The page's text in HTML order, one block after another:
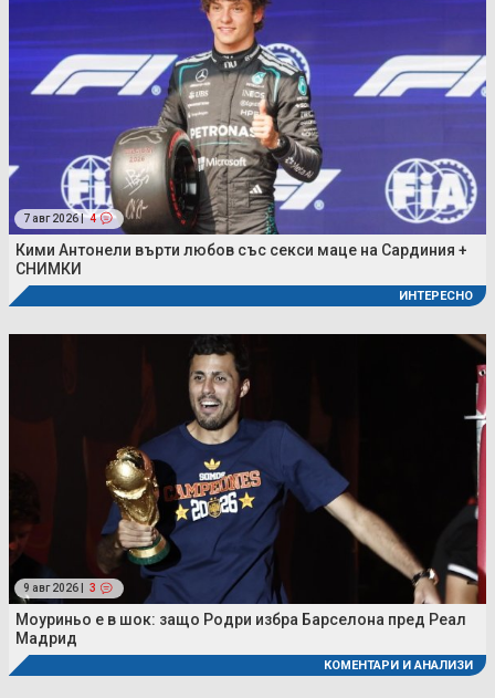
7 авг 2026 | 4
Кими Антонели върти любов със секси маце на Сардиния +
СНИМКИ
ИНТЕРЕСНО
9 авг 2026 | 3
Моуриньо е в шок: защо Родри избра Барселона пред Реал
Мадрид
КОМЕНТАРИ И АНАЛИЗИ